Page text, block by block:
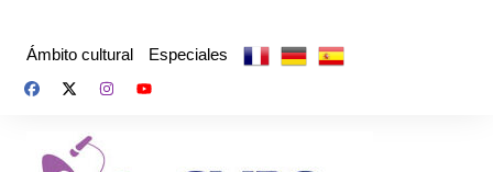
Ámbito cultural Especiales